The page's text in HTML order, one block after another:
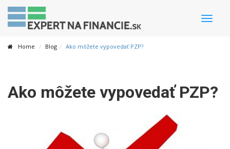
Toggle
Home Blog Ako môžete vypovedať PZP?
Ako môžete vypovedať PZP?